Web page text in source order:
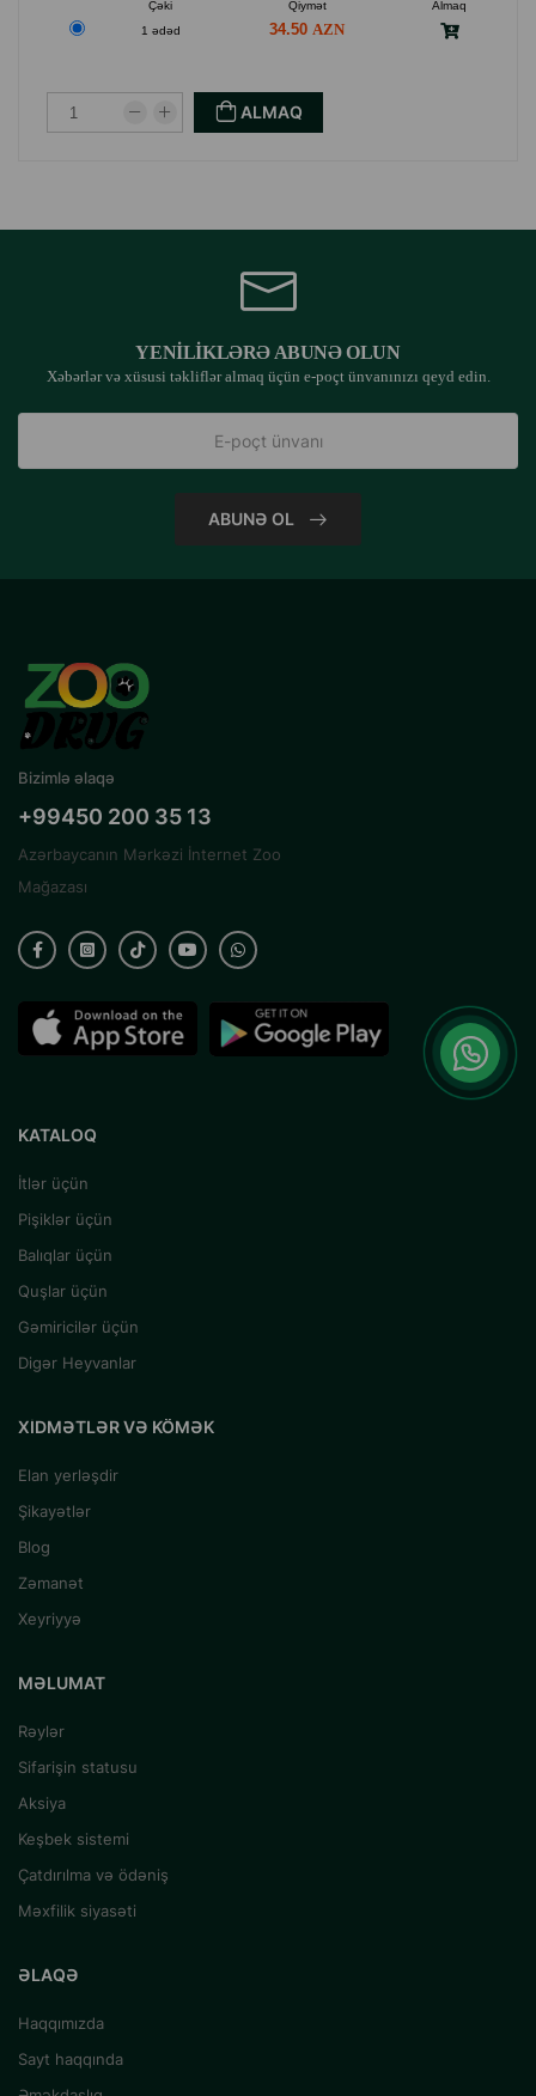
Çəki Qiymət
Almaq
1 ədəd
34.50
ALMAQ
YENILIKLƏRƏ ABUNƏ OLUN
Xəbərlər və xüsusi təkliflər almaq üçün e-poçt ünvanınızı qeyd edin.
ABUNƏ OL
Bizimlə əlaqə
+99450 200 35 13
Azərbaycanın Mərkəzi İnternet Zoo
Mağazası
KATALOQ
İtlər üçün
Pişiklər üçün
Balıqlar üçün
Quşlar üçün
Gəmiricilər üçün
Digər Heyvanlar
XIDMƏTLƏR VƏ KÖMƏK
Elan yerləşdir
Şikayətlər
Blog
Zəmanət
Xeyriyyə
MƏLUMAT
Rəylər
Sifarişin statusu
Aksiya
Keşbek sistemi
Çatdırılma və ödəniş
Məxfilik siyasəti
ƏLAQƏ
Haqqımızda
Sayt haqqında